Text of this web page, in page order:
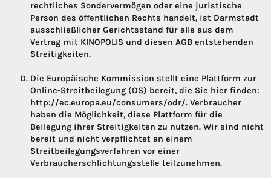
rechtliches Sondervermögen oder eine juristische
Person des öffentlichen Rechts handelt, ist Darmstadt
ausschließlicher Gerichtsstand für alle aus dem
Vertrag mit KINOPOLIS und diesen AGB entstehenden
Streitigkeiten.
Die Europäische Kommission stellt eine Plattform zur
Online-Streitbeilegung (OS) bereit, die Sie hier finden:
http://ec.europa.eu/consumers/odr/. Verbraucher
haben die Möglichkeit, diese Plattform für die
Beilegung ihrer Streitigkeiten zu nutzen. Wir sind nicht
bereit und nicht verpflichtet an einem
Streitbeilegungsverfahren vor einer
Verbraucherschlichtungsstelle teilzunehmen.